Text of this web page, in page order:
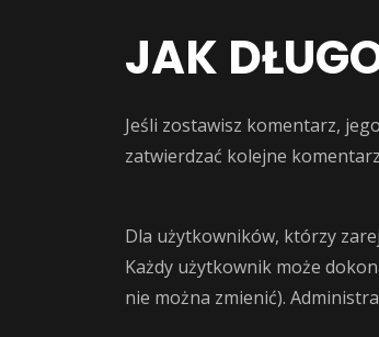
JAK
Jeśli zostawisz komentarz,
zatwierdzać kolejne
Dla użytkowników, którzy
Każdy użytkownik może
nie można zmienić).